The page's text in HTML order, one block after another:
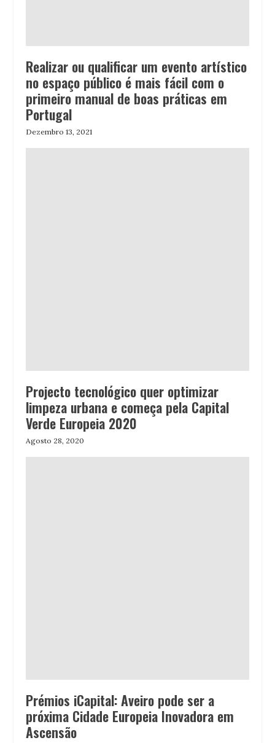
Realizar ou qualificar um evento artístico
no espaço público é mais fácil com o
primeiro manual de boas práticas em
Portugal
Dezembro 13, 2021
Projecto tecnológico quer optimizar
limpeza urbana e começa pela Capital
Verde Europeia 2020
Agosto 28, 2020
Prémios iCapital: Aveiro pode ser a
próxima Cidade Europeia Inovadora em
Ascensão